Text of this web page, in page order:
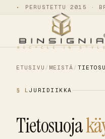
• PERUSTETTU 2015 ·
ETUSIVU / MEISTÄ /
§ L JURIDIIKKA
Tietosuoja